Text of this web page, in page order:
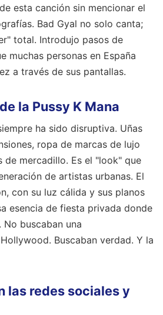
esta canción sin mencionar el
Bad Gyal no solo canta;
total. Introdujo pasos de
muchas personas en España
a través de sus pantallas.
la Pussy K Mana
ha sido disruptiva. Uñas
ropa de marcas de lujo
de mercadillo. Es el "look" que
de artistas urbanas. El
con su luz cálida y sus planos
esencia de fiesta privada donde
buscaban una
Buscaban verdad. Y la
las redes sociales y